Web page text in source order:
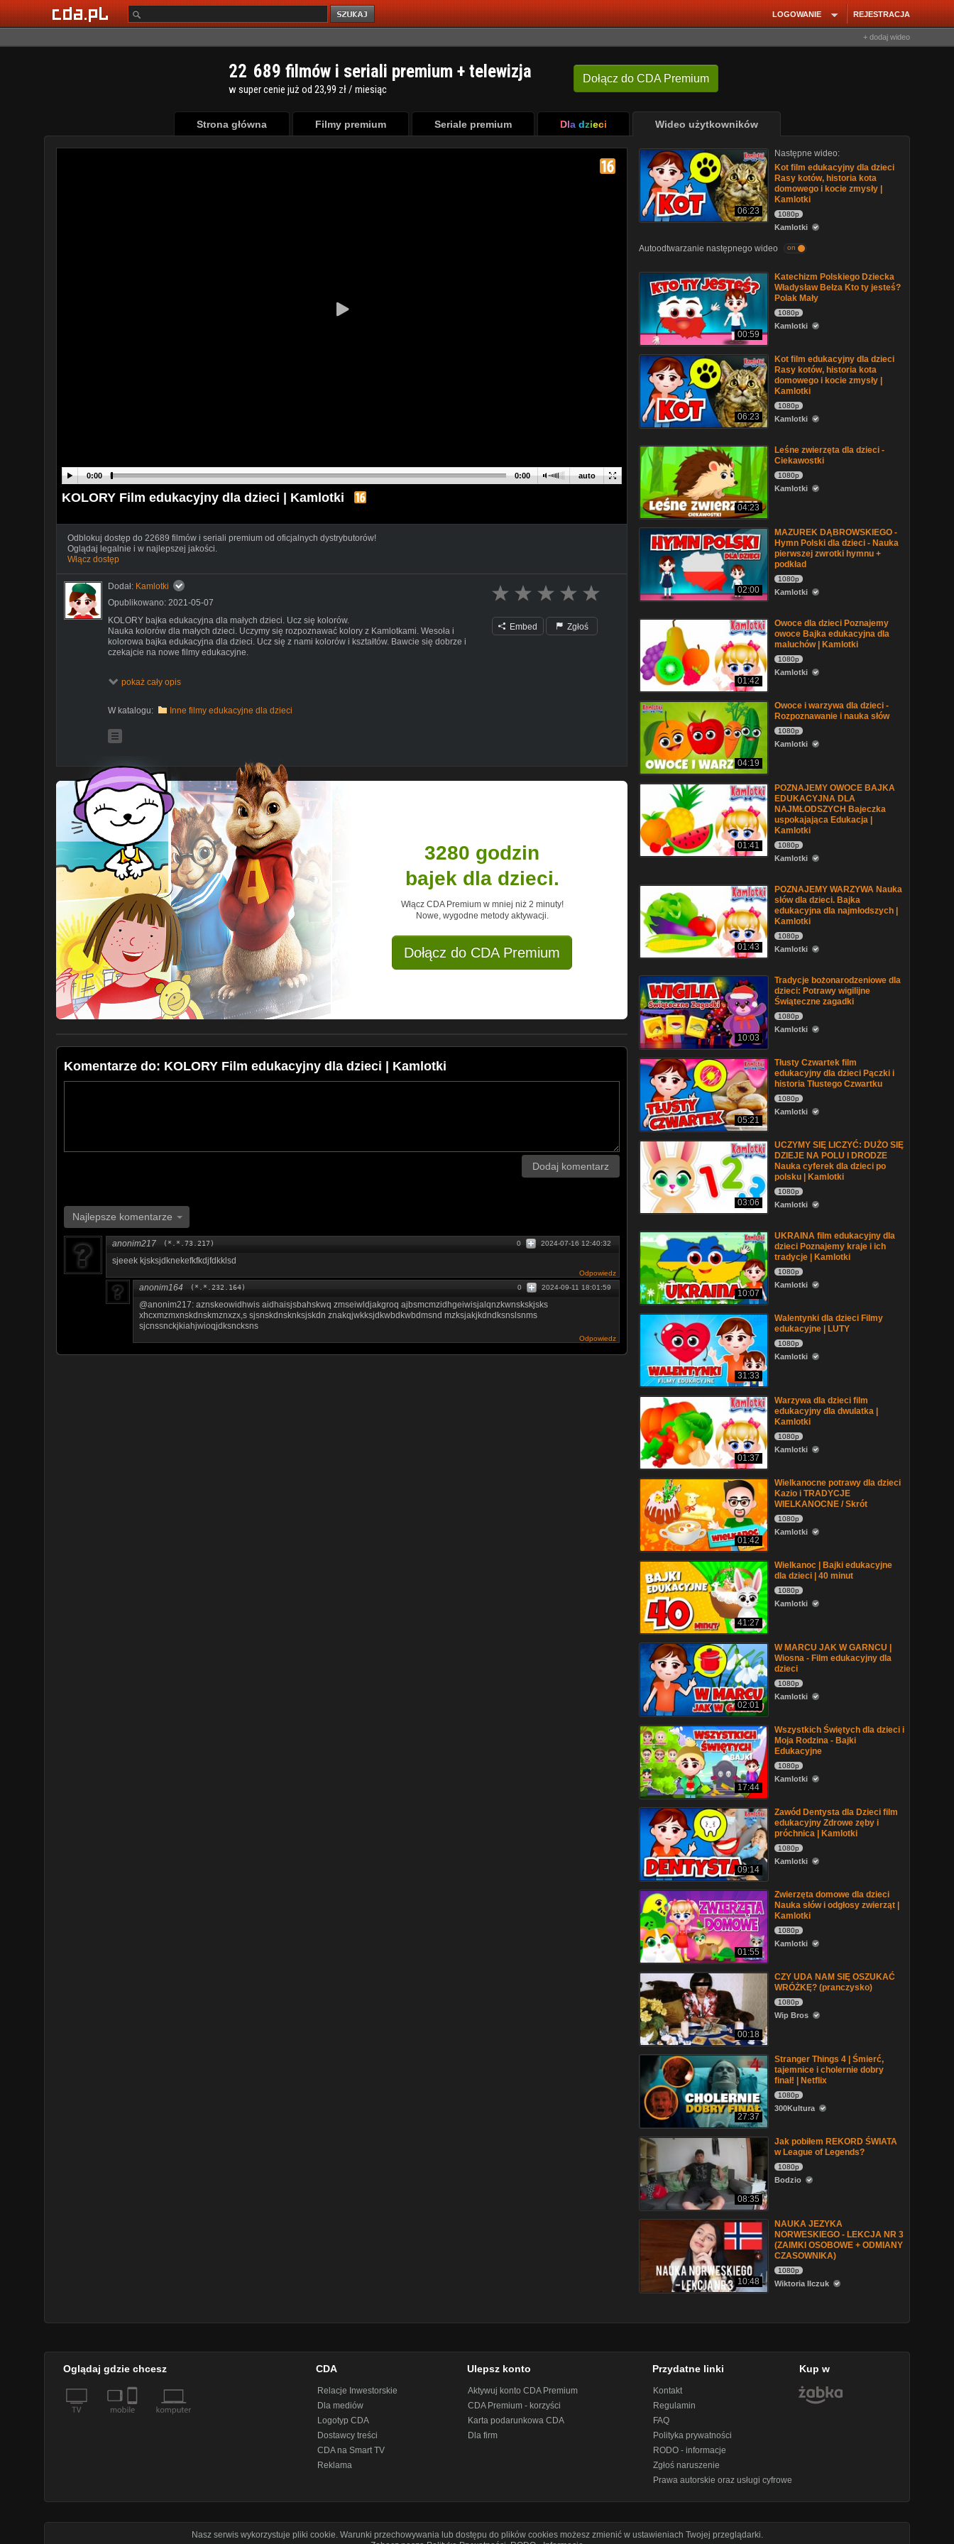
REJESTRACJA
LOGOWANIE
+ dodaj wideo
Dołącz do CDA Premium
22 689 filmów i seriali premium + telewizja
w super cenie już od 23,99 zł / miesiąc
Strona główna Filmy premium Seriale premium Dla dzieci Wideo użytkowników
auto
0:00 0:00
KOLORY Film edukacyjny dla dzieci | Kamlotki
Odblokuj dostęp do 22689 filmów i seriali premium od oficjalnych dystrybutorów!
Oglądaj legalnie i w najlepszej jakości.
Włącz dostęp
Dodał: Kamlotki
Opublikowano: 2021-05-07
KOLORY bajka edukacyjna dla małych dzieci. Ucz się kolorów.
Nauka kolorów dla małych dzieci. Uczymy się rozpoznawać kolory z Kamlotkami. Wesoła i
kolorowa bajka edukacyjna dla dzieci. Ucz się z nami kolorów i kształtów. Bawcie się dobrze i
czekajcie na nowe filmy edukacyjne.
nowych bajek i piosenek dla dzieci.
Podkład muzyczny: Happy Mistake - RKVC (darmowa biblioteka Youtube).
#bajkidladzieci #piosenkidladzieci #bajki #kanałdladzieci #kamlotki #piosenki
#bajkiedukacyjne #edukacja #filmyedukacyjne #nauka #dladzieci
pokaż cały opis
W katalogu: Inne filmy edukacyjne dla dzieci
Embed Zgłoś
3280 godzin
bajek dla dzieci.
Włącz CDA Premium w mniej niż 2 minuty!
Nowe, wygodne metody aktywacji.
Dołącz do CDA Premium
Komentarze do: KOLORY Film edukacyjny dla dzieci | Kamlotki
Dodaj komentarz
Najlepsze komentarze
anonim217 (*.*.73.217) 2024-07-16 12:40:32
0
sjeeek kjsksjdknekefkfkdjfdkklsd
Odpowiedz
anonim164 (*.*.232.164) 2024-09-11 18:01:59
0
@anonim217: aznskeowidhwis aidhaisjsbahskwq zmseiwldjakgroq ajbsmcmzidhgeiwisjalqnzkwnskskjsks
xhcxmzmxnskdnskmznxzx,s sjsnskdnsknksjskdn znakqjwkksjdkwbdkwbdmsnd mzksjakjkdndksnslsnms
sjcnssnckjkiahjwioqjdksncksns
Odpowiedz
06:23
Następne wideo:
Kot film edukacyjny dla dzieci
Rasy kotów, historia kota
domowego i kocie zmysły |
Kamlotki
1080p
Kamlotki
Autoodtwarzanie następnego wideo on
00:59
Katechizm Polskiego Dziecka
Władysław Bełza Kto ty jesteś?
Polak Mały
1080p
Kamlotki
06:23
Kot film edukacyjny dla dzieci
Rasy kotów, historia kota
domowego i kocie zmysły |
Kamlotki
1080p
Kamlotki
04:23
Leśne zwierzęta dla dzieci -
Ciekawostki
1080p
Kamlotki
02:00
MAZUREK DĄBROWSKIEGO -
Hymn Polski dla dzieci - Nauka
pierwszej zwrotki hymnu +
podkład
1080p
Kamlotki
01:42
Owoce dla dzieci Poznajemy
owoce Bajka edukacyjna dla
maluchów | Kamlotki
1080p
Kamlotki
04:19
Owoce i warzywa dla dzieci -
Rozpoznawanie i nauka słów
1080p
Kamlotki
01:41
POZNAJEMY OWOCE BAJKA
EDUKACYJNA DLA
NAJMŁODSZYCH Bajeczka
uspokajająca Edukacja |
Kamlotki
1080p
Kamlotki
01:43
POZNAJEMY WARZYWA Nauka
słów dla dzieci. Bajka
edukacyjna dla najmłodszych |
Kamlotki
1080p
Kamlotki
10:03
Tradycje bożonarodzeniowe dla
dzieci: Potrawy wigilijne
Świąteczne zagadki
1080p
Kamlotki
05:21
Tłusty Czwartek film
edukacyjny dla dzieci Pączki i
historia Tłustego Czwartku
1080p
Kamlotki
03:06
UCZYMY SIĘ LICZYĆ: DUŻO SIĘ
DZIEJE NA POLU I DRODZE
Nauka cyferek dla dzieci po
polsku | Kamlotki
1080p
Kamlotki
10:07
UKRAINA film edukacyjny dla
dzieci Poznajemy kraje i ich
tradycje | Kamlotki
1080p
Kamlotki
31:33
Walentynki dla dzieci Filmy
edukacyjne | LUTY
1080p
Kamlotki
01:37
Warzywa dla dzieci film
edukacyjny dla dwulatka |
Kamlotki
1080p
Kamlotki
01:42
Wielkanocne potrawy dla dzieci
Kazio i TRADYCJE
WIELKANOCNE / Skrót
1080p
Kamlotki
41:27
Wielkanoc | Bajki edukacyjne
dla dzieci | 40 minut
1080p
Kamlotki
02:01
W MARCU JAK W GARNCU |
Wiosna - Film edukacyjny dla
dzieci
1080p
Kamlotki
17:44
Wszystkich Świętych dla dzieci i
Moja Rodzina - Bajki
Edukacyjne
1080p
Kamlotki
09:14
Zawód Dentysta dla Dzieci film
edukacyjny Zdrowe zęby i
próchnica | Kamlotki
1080p
Kamlotki
01:55
Zwierzęta domowe dla dzieci
Nauka słów i odgłosy zwierząt |
Kamlotki
1080p
Kamlotki
00:18
CZY UDA NAM SIĘ OSZUKAĆ
WRÓŻKĘ? (pranczysko)
1080p
Wip Bros
27:37
Stranger Things 4 | Śmierć,
tajemnice i cholernie dobry
finał! | Netflix
1080p
300Kultura
08:35
Jak pobiłem REKORD ŚWIATA
w League of Legends?
1080p
Bodzio
10:48
NAUKA JEZYKA
NORWESKIEGO - LEKCJA NR 3
(ZAIMKI OSOBOWE + ODMIANY
CZASOWNIKA)
1080p
Wiktoria Ilczuk
Oglądaj gdzie chcesz CDA
Relacje Inwestorskie
Dla mediów
Logotyp CDA
Dostawcy treści
CDA na Smart TV
Reklama
Ulepsz konto
Aktywuj konto CDA Premium
CDA Premium - korzyści
Karta podarunkowa CDA
Dla firm
Przydatne linki
Kontakt
Regulamin
FAQ
Polityka prywatności
RODO - informacje
Zgłoś naruszenie
Prawa autorskie oraz usługi cyfrowe
Kup w
Nasz serwis wykorzystuje pliki cookie. Warunki przechowywania lub dostępu do plików cookies możesz zmienić w ustawieniach Twojej przeglądarki.